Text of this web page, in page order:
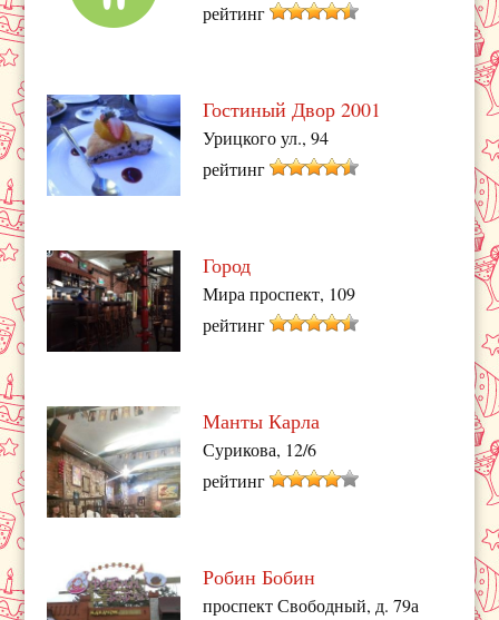
рейтинг
Гостиный Двор 2001
Урицкого ул., 94
рейтинг
Город
Мира проспект, 109
рейтинг
Манты Карла
Сурикова, 12/6
рейтинг
Робин Бобин
проспект Свободный, д. 79а